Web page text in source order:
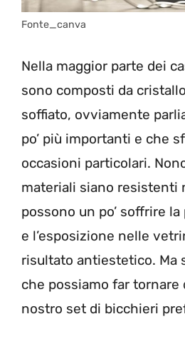
Fonte_canva
Nella maggior parte dei
sono composti da
soffiato, ovviamente
po’ più importanti e che
occasioni particolari.
materiali siano resistenti
possono un po’ soffrire
e l’esposizione nelle
risultato antiestetico. Ma
che possiamo far tornare
nostro set di bicchieri